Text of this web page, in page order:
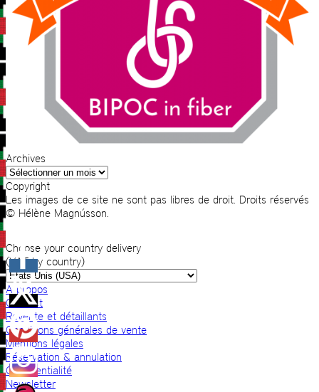
Archives
Archives
Copyright
Les images de ce site ne sont pas libres de droit. Droits réservés
© Hélène Magnússon.
Choose your country delivery
(VAT by country)
A propos
Contact
Revente et détaillants
Conditions générales de vente
Mentions légales
Réservation & annulation
Confidentialité
Newsletter